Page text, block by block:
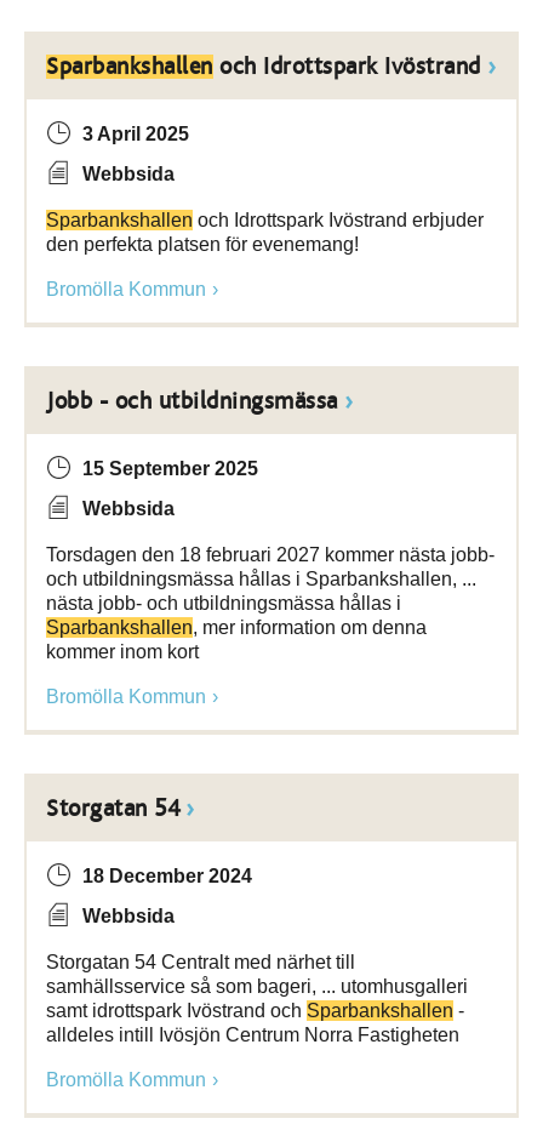
Sparbankshallen och Idrottspark Ivöstrand
3 April 2025
Webbsida
Sparbankshallen och Idrottspark Ivöstrand erbjuder
den perfekta platsen för evenemang!
Bromölla Kommun
Jobb - och utbildningsmässa
15 September 2025
Webbsida
Torsdagen den 18 februari 2027 kommer nästa jobb-
och utbildningsmässa hållas i Sparbankshallen, ...
nästa jobb- och utbildningsmässa hållas i
Sparbankshallen, mer information om denna
kommer inom kort
Bromölla Kommun
Storgatan 54
18 December 2024
Webbsida
Storgatan 54 Centralt med närhet till
samhällsservice så som bageri, ... utomhusgalleri
samt idrottspark Ivöstrand och Sparbankshallen -
alldeles intill Ivösjön Centrum Norra Fastigheten
Bromölla Kommun